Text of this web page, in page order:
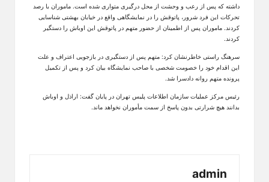
داشته که پس از رعب و وحشت از محل درگیری متواری شده است. ماموران با رصد
تحرکات این فرد شرور، پاتوقش را در نمایشگاهی واقع در خیابان بهشتی شناسایی
کردند. ماموران پس از اطمینان از حضور متهم در پاتوقش این اوباش را دستگیر
کردند.
سرهنگ راستی خاطرنشان کرد: متهم پس از دستگیری در بازجویی اعتراف و علت
این اقدام خود را خصومت شخصی با صاحب نمایشگاه بیان کرد و پس از تکمیل
پرونده متهم روانه دادسرا شد.
رئیس مرکز عملیات سازمان اطلاعات پلیس تهران در پایان گفت: اراذل و اوباش
بدانند هیچ شرارتی بدون پاسخ از سمت مأموران نخواهد ماند.
admin